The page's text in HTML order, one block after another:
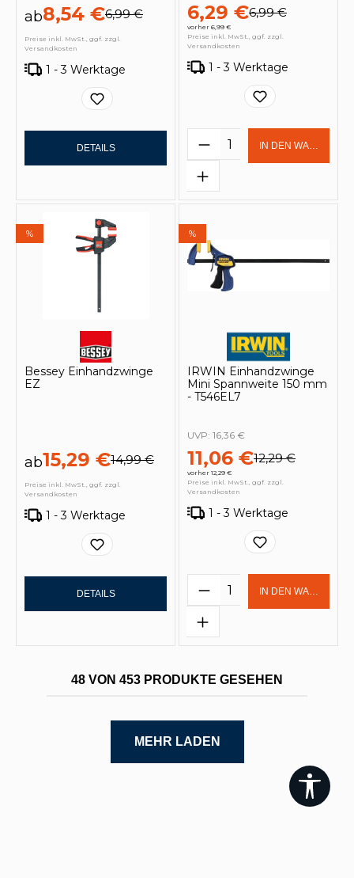
ab8,54 €6,99 €
Preise inkl. MwSt., ggf. zzgl.
Versandkosten
1 - 3 Werktage
DETAILS
6,29 €6,99 €
vorher 6,99 €
Preise inkl. MwSt., ggf. zzgl.
Versandkosten
1 - 3 Werktage
Produkt Anzahl:
IN DEN
%
Bessey Einhandzwinge
EZ
ab15,29 €14,99 €
Preise inkl. MwSt., ggf. zzgl.
Versandkosten
1 - 3 Werktage
DETAILS
%
IRWIN Einhandzwinge
Mini Spannweite 150 mm
- T546EL7
11,06 €12,29 €
vorher 12,29 €
UVP: 16,36 €
Preise inkl. MwSt., ggf. zzgl.
Versandkosten
1 - 3 Werktage
Produkt Anzahl:
IN DEN
48 VON 453 PRODUKTE GESEHEN
MEHR LADEN